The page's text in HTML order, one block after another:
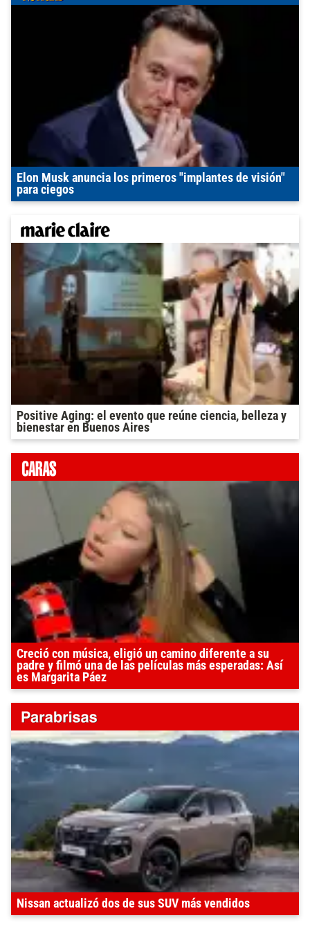
Elon Musk anuncia los primeros "implantes de visión"
para ciegos
Positive Aging: el evento que reúne ciencia, belleza y
bienestar en Buenos Aires
Creció con música, eligió un camino diferente a su
padre y filmó una de las películas más esperadas: Así
es Margarita Páez
Nissan actualizó dos de sus SUV más vendidos